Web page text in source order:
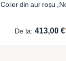
Colier din aur roșu
De la: 413,00 €